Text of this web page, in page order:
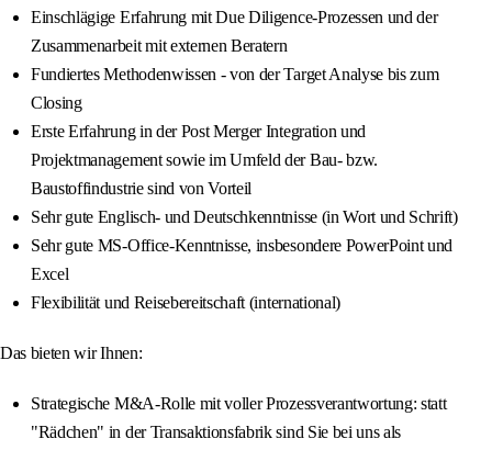
Einschlägige Erfahrung mit Due Diligence-Prozessen und der
Zusammenarbeit mit externen Beratern
Fundiertes Methodenwissen - von der Target Analyse bis zum
Closing
Erste Erfahrung in der Post Merger Integration und
Projektmanagement sowie im Umfeld der Bau- bzw.
Baustoffindustrie sind von Vorteil
Sehr gute Englisch- und Deutschkenntnisse (in Wort und Schrift)
Sehr gute MS-Office-Kenntnisse, insbesondere PowerPoint und
Excel
Flexibilität und Reisebereitschaft (international)
Das bieten wir Ihnen:
Strategische M&A-Rolle mit voller Prozessverantwortung: statt
"Rädchen" in der Transaktionsfabrik sind Sie bei uns als